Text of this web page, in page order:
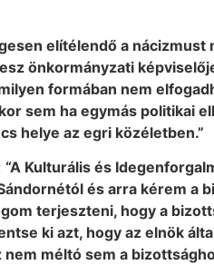
elítélendő a
önkormányzati
formában nem
sem ha egymás politikai
helye az egri közéletben.”
“A Kulturális és
és arra kérem a
terjeszteni, hogy a
ki azt, hogy az elnök
nem méltó sem a